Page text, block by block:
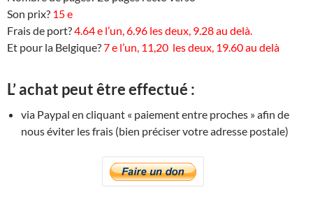
Son prix? 15 e
Frais de port?4.64 e l’un, 6.96 les deux, 9.28 au delà.
Et pour la Belgique?7 e l’un, 11,20 les deux, 19.60 au delà
L’ achat peut être effectué :
via Paypal en cliquant « paiement entre proches » afin de
nous éviter les frais (bien préciser votre adresse postale)